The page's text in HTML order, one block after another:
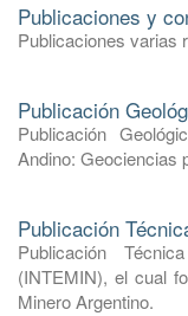
Publicaciones y
Publicaciones varias
Publicación
Publicación
Andino: Geociencias
Publicación
Publicación
(INTEMIN), el cual
Minero Argentino.